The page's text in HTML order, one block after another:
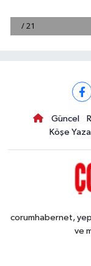
Güncel
Köşe
corumhabernet,
ve